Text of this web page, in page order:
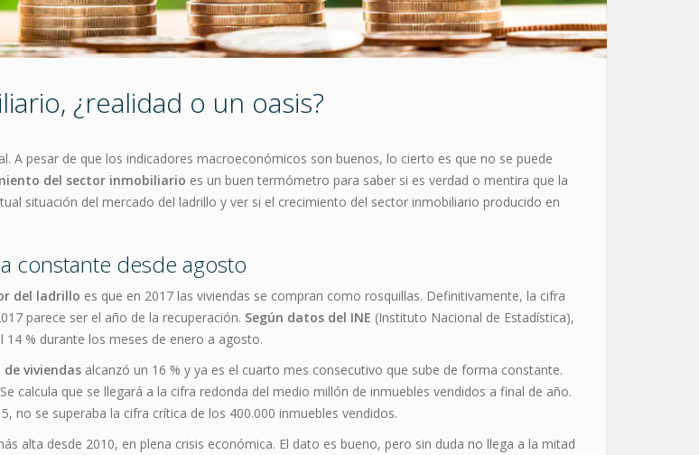
¿realidad o un oasis?
A pesar de que los indicadores macroeconómicos son buenos, lo cierto es que no se puede
del sector inmobiliario es un buen termómetro para saber si es verdad o mentira que la
situación del mercado del ladrillo y ver si el crecimiento del sector inmobiliario producido en
constante desde agosto
del ladrillo es que en 2017 las viviendas se compran como rosquillas. Definitivamente, la cifra
parece ser el año de la recuperación. Según datos del INE (Instituto Nacional de Estadística),
14 % durante los meses de enero a agosto.
viviendas alcanzó un 16 % y ya es el cuarto mes consecutivo que sube de forma constante.
calcula que se llegará a la cifra redonda del medio millón de inmuebles vendidos a final de año.
no se superaba la cifra crítica de los 400.000 inmuebles vendidos.
alta desde 2010, en plena crisis económica. El dato es bueno, pero sin duda no llega a la mitad